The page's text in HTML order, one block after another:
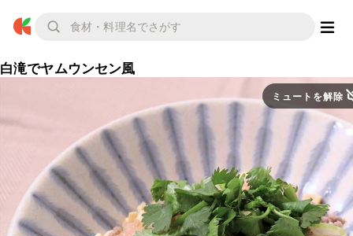
白滝でヤムウンセン風
ミュートを解除